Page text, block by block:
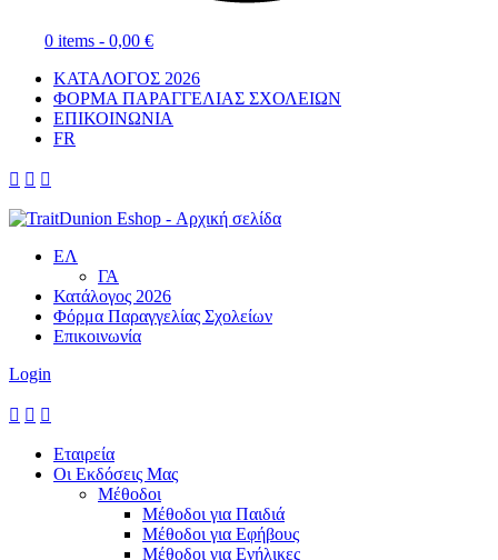
0 items - 0,00 €
ΚΑΤΑΛΟΓΟΣ 2026
ΦΟΡΜΑ ΠΑΡΑΓΓΕΛΙΑΣ ΣΧΟΛΕΙΩΝ
ΕΠΙΚΟΙΝΩΝΙΑ
FR
  
ΕΛ
ΓΑ
Κατάλογος 2026
Φόρμα Παραγγελίας Σχολείων
Επικοινωνία
Login
  
Εταιρεία
Οι Εκδόσεις Μας
Μέθοδοι
Μέθοδοι για Παιδιά
Μέθοδοι για Εφήβους
Μέθοδοι για Ενήλικες